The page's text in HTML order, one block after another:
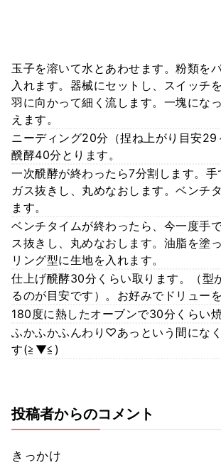
玉子を溶いて水とあわせます。粉類を
入れます。器械にセットし、スイッチ
羽に向かって細く流します。一塊にな
えます。
ニーディング20分（捏ね上がり目安
醗酵40分とります。
一次醗酵が終わったら7分割します。手
ガス抜きし、丸めなおします。ベンチ
ます。
ベンチタイムが終わったら、今一度手
ス抜きし、丸めなおします。油脂を塗
リング型に生地を入れます。
仕上げ醗酵30分くらい取ります。（型
るのが目安です）。お好みでドリューを
180度に熱したオーブンで30分くらい焼
ふかふかふんわり♡あっという間にな
す(≧▼≦)
投稿者からのコメント
きっかけ